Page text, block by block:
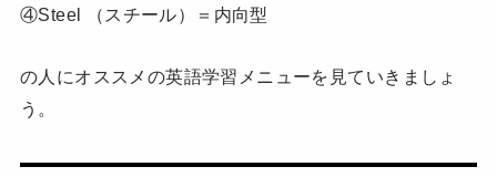
④Steel （スチール）＝内向型
の人にオススメの英語学習メニューを見ていきましょ
う。